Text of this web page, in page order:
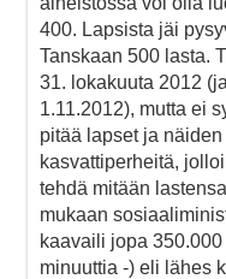
400. Lapsista jäi
Tanskaan 500 lasta.
31. lokakuuta 2012
1.11.2012), mutta ei
pitää lapset ja
kasvattiperheitä,
tehdä mitään
mukaan
kaavaili jopa
minuuttia -) eli lähes